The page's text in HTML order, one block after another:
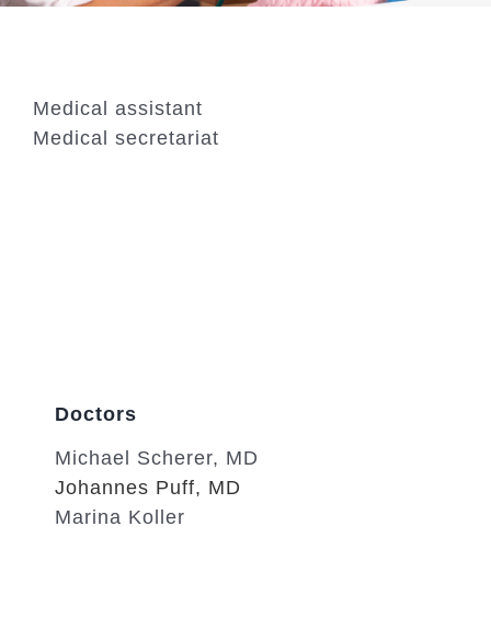
Medical assistant
Medical secretariat
Doctors
Michael Scherer, MD
Johannes Puff, MD
Marina Koller